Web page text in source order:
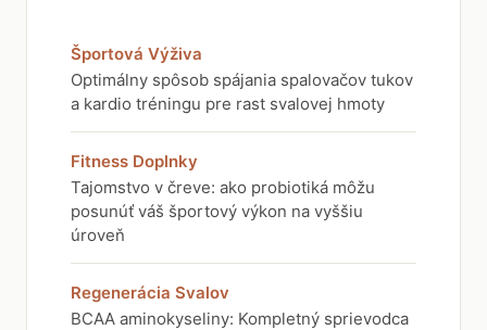
Športová Výživa
Optimálny spôsob spájania spalovačov tukov
a kardio tréningu pre rast svalovej hmoty
Fitness Doplnky
Tajomstvo v čreve: ako probiotiká môžu
posunúť váš športový výkon na vyššiu
úroveň
Regenerácia Svalov
BCAA aminokyseliny: Kompletný sprievodca